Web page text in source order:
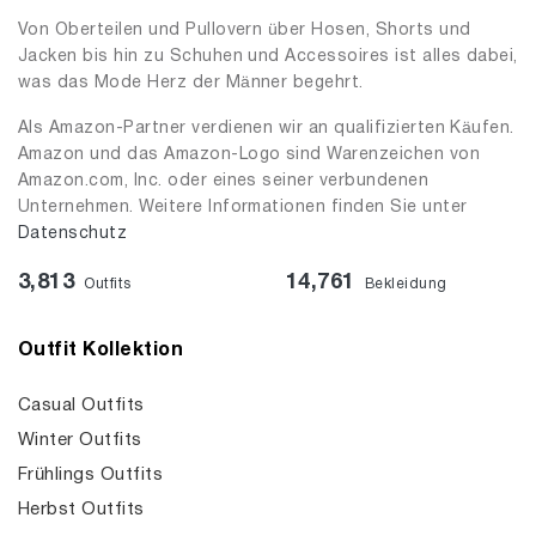
Von Oberteilen und Pullovern über Hosen, Shorts und
Jacken bis hin zu Schuhen und Accessoires ist alles dabei,
was das Mode Herz der Männer begehrt.
Als Amazon-Partner verdienen wir an qualifizierten Käufen.
Amazon und das Amazon-Logo sind Warenzeichen von
Amazon.com, Inc. oder eines seiner verbundenen
Unternehmen. Weitere Informationen finden Sie unter
Datenschutz
3,813 Outfits 14,761 Bekleidung
Outfit Kollektion
Casual Outfits
Winter Outfits
Frühlings Outfits
Herbst Outfits